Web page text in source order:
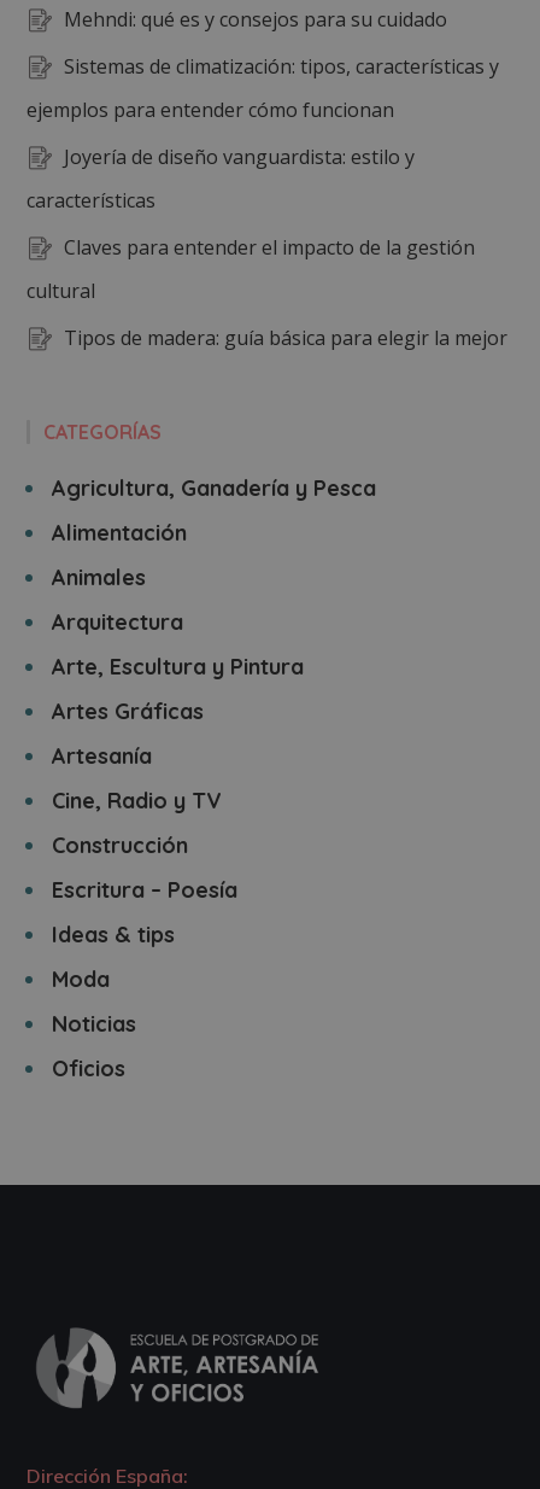
Mehndi: qué es y consejos para su cuidado
Sistemas de climatización: tipos, características y
ejemplos para entender cómo funcionan
Joyería de diseño vanguardista: estilo y
características
Claves para entender el impacto de la gestión
cultural
Tipos de madera: guía básica para elegir la mejor
CATEGORÍAS
Agricultura, Ganadería y Pesca
Alimentación
Animales
Arquitectura
Arte, Escultura y Pintura
Artes Gráficas
Artesanía
Cine, Radio y TV
Construcción
Escritura – Poesía
Ideas & tips
Moda
Noticias
Oficios
Dirección España: